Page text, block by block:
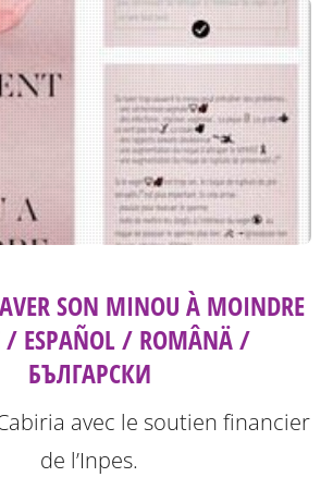
SON MINOU À MOINDRE
/ ESPAÑOL / ROMÂNÄ /
БЪЛГАРСКИ
avec le soutien financier
de l’Inpes.